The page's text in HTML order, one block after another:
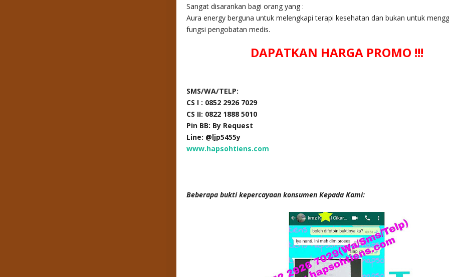
Sangat disarankan bagi orang yang :
Aura energy berguna untuk melengkapi terapi kesehatan dan bukan untuk
fungsi pengobatan medis.
DAPATKAN HARGA PROMO !!!
SMS/WA/TELP:
CS I : 0852 2926 7029
CS II: 0822 1888 5010
Pin BB: By Request
Line: @ljp5455y
www.hapsohtiens.com
Beberapa bukti kepercayaan konsumen Kepada Kami: